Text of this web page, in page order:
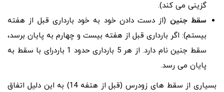
گزینی می کند).
سقط جنین (از دست دادن خود به خود بارداری قبل از هفته
بیستم): اگر بارداری قبل از هفته بیست و چهارم به پایان برسد،
سقط جنین نام دارد. از هر 5 بارداری حدود 1 باردرای با سقط به
پایان می رسد.
بسیاری از سقط های زودرس (قبل از هتفه 14) به این دلیل اتفاق